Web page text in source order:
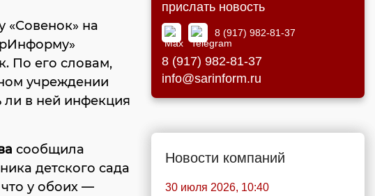
«Совенок» на
По его словам,
учреждении
ли в ней инфекция
сообщила
детского сада
у обоих —
прислать новость
8 (917) 982-81-37
8 (917) 982-81-37
info@sarinform.ru
Новости компаний
30 июля 2026, 10:40